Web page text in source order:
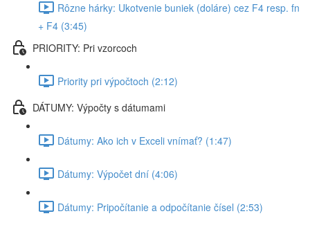
Rôzne hárky: Ukotvenie buniek (doláre) cez F4 resp. fn
+ F4 (3:45)
PRIORITY: Pri vzorcoch
Priority pri výpočtoch (2:12)
DÁTUMY: Výpočty s dátumami
Dátumy: Ako ich v Exceli vnímať? (1:47)
Dátumy: Výpočet dní (4:06)
Dátumy: Pripočítanie a odpočítanie čísel (2:53)